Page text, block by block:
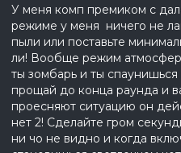
У меня комп премиком с
режиме у меня ничего не
пыли или поставьте
ли! Вообще режим
ты зомбарь и ты
прощай до конца раунда и
проесняют ситуацию он
нет 2! Сделайте гром
ни чо не видно и когда